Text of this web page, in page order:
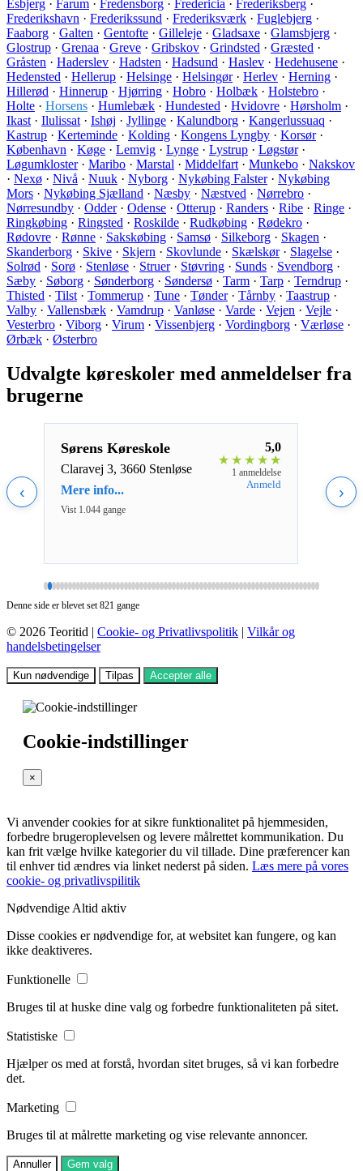
Esbjerg · Farum · Fredensborg · Fredericia · Frederiksberg ·
Frederikshavn · Frederikssund · Frederiksværk · Fuglebjerg ·
Faaborg · Galten · Gentofte · Gilleleje · Gladsaxe · Glamsbjerg ·
Glostrup · Grenaa · Greve · Gribskov · Grindsted · Græsted ·
Gråsten · Haderslev · Hadsten · Hadsund · Haslev · Hedehusene ·
Hedensted · Hellerup · Helsinge · Helsingør· Herlev · Herning ·
Hillerød · Hinnerup · Hjørring · Hobro · Holbæk · Holstebro ·
Holte · Horsens · Humlebæk · Hundested · Hvidovre · Hørsholm ·
Ikast · Ilulissat · Ishøj · Jyllinge · Kalundborg · Kangerlussuaq ·
Kastrup · Kerteminde · Kolding · Kongens Lyngby · Korsør·
København · Køge · Lemvig · Lynge · Lystrup · Løgstør·
Løgumkloster· Maribo · Marstal · Middelfart · Munkebo · Nakskov
· Nexø · Nivå · Nuuk · Nyborg · Nykøbing Falster· Nykøbing
Mors · Nykøbing Sjælland · Næsby · Næstved · Nørrebro ·
Nørresundby · Odder· Odense · Otterup · Randers · Ribe · Ringe ·
Ringkøbing · Ringsted · Roskilde · Rudkøbing · Rødekro ·
Rødovre · Rønne · Sakskøbing · Samsø · Silkeborg · Skagen ·
Skanderborg · Skive · Skjern · Skovlunde · Skælskør· Slagelse ·
Solrød · Sorø · Stenløse · Struer· Støvring · Sunds · Svendborg ·
Sæby · Søborg · Sønderborg · Søndersø · Tarm · Tarp · Terndrup ·
Thisted · Tilst · Tommerup · Tune · Tønder· Tårnby · Taastrup ·
Valby · Vallensbæk · Vamdrup · Vanløse · Varde · Vejen · Vejle ·
Vesterbro · Viborg · Virum · Vissenbjerg · Vordingborg · Værløse ·
Ørbæk · Østerbro
Udvalgte køreskoler med anmeldelser fra
brugerne
‹
Sørens Køreskole
Claravej 3, 3660 Stenløse
Mere info...
Vist 1.044 gange
5,0
★ ★ ★ ★ ★
1 anmeldelse
Anmeld ›
Denne side er blevet set 821 gange
© 2026 Teoritid | Cookie- og Privatlivspolitik | Vilkår og
handelsbetingelser
Kun nødvendige Tilpas Accepter alle
Cookie-indstillinger
×
Vi anvender cookies for at sikre funktionalitet på hjemmesiden,
forbedre brugeroplevelsen og levere målrettet kommunikation. Du
kan frit vælge hvilke kategorier du vil tillade. Dine præferencer kan
til enhver tid ændres via linket nederst på siden. Læs mere på vores
cookie- og privatlivspilitik
Nødvendige Altid aktiv
Disse cookies er nødvendige for, at websitet kan fungere, og kan
ikke deaktiveres.
Funktionelle
Bruges til at huske dine valg og forbedre funktionaliteten på sitet.
Statistiske
Hjælper os med at forstå, hvordan sitet bruges, så vi kan forbedre
det.
Marketing
Bruges til at målrette marketing og vise relevante annoncer.
Annuller Gem valg